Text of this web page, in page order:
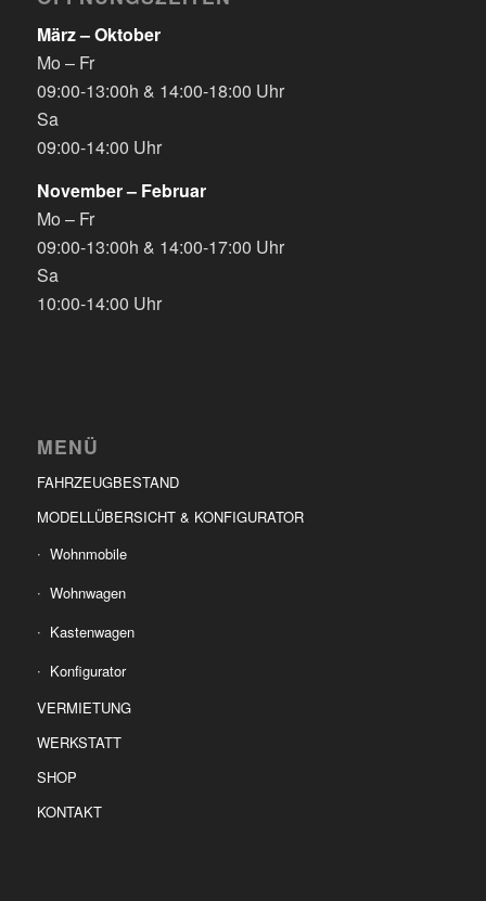
März – Oktober
Mo – Fr
09:00-13:00h & 14:00-18:00 Uhr
Sa
09:00-14:00 Uhr
November – Februar
Mo – Fr
09:00-13:00h & 14:00-17:00 Uhr
Sa
10:00-14:00 Uhr
MENÜ
FAHRZEUGBESTAND
MODELLÜBERSICHT & KONFIGURATOR
Wohnmobile
Wohnwagen
Kastenwagen
Konfigurator
VERMIETUNG
WERKSTATT
SHOP
KONTAKT